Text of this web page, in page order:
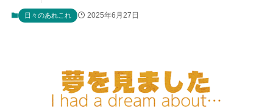
日々のあれこれ 2025年6月27日